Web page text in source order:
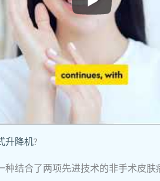
升降机?
种结合了两项先进技术的非手术皮肤